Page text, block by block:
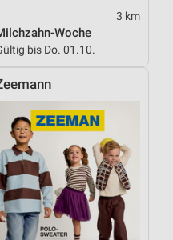
3 km
Woche
bis Do. 01.10.